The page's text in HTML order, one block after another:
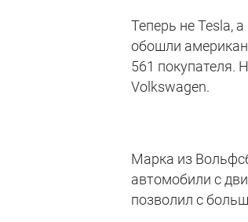
Теперь не Tesla,
обошли
561 покупателя.
Volkswagen.
Марка из
автомобили с
позволил с